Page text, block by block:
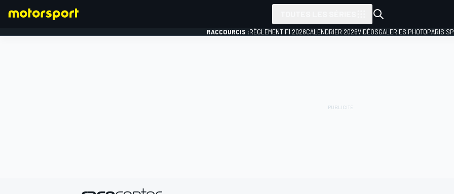
RACCOURCIS :RÈGLEMENT F1 2026CALENDRIER 2026VIDÉOSGALERIES PHOTOPARIS